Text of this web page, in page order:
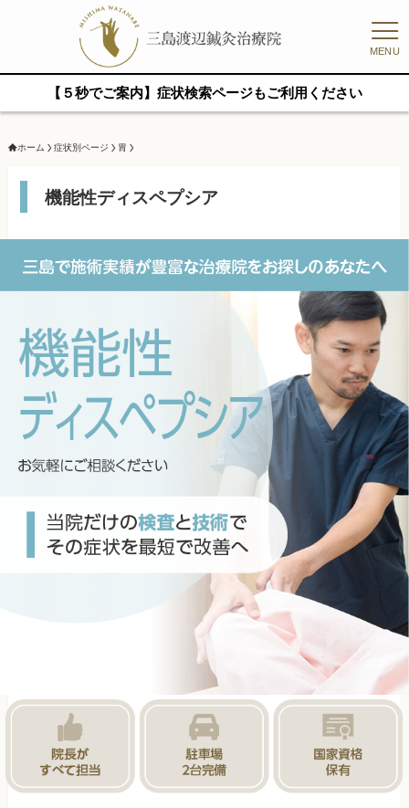
MENU
【５秒でご案内】症状検索ページもご利用ください
ホーム 症状別ページ 胃
機能性ディスペプシア